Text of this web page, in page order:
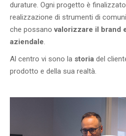
durature. Ogni progetto è
realizzazione di strumenti di
che possanovalorizzare il brand
aziendale.
Al centro vi sono la storia del
prodotto e della sua realtà.